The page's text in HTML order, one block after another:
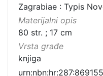
Zagrabiae : Typis
Materijalni opis
80 str. ; 17 cm
Vrsta građe
knjiga
urn:nbn:hr:287:869155